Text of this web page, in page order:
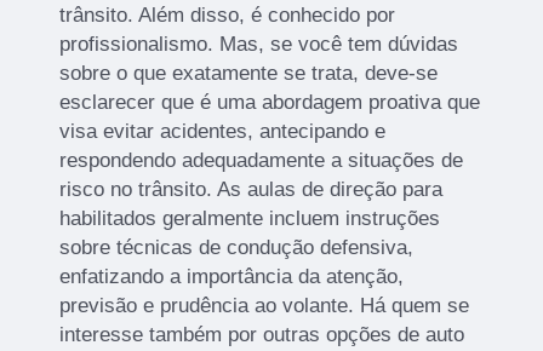
trânsito. Além disso, é conhecido por
profissionalismo. Mas, se você tem dúvidas
sobre o que exatamente se trata, deve-se
esclarecer que é uma abordagem proativa que
visa evitar acidentes, antecipando e
respondendo adequadamente a situações de
risco no trânsito. As aulas de direção para
habilitados geralmente incluem instruções
sobre técnicas de condução defensiva,
enfatizando a importância da atenção,
previsão e prudência ao volante. Há quem se
interesse também por outras opções de auto